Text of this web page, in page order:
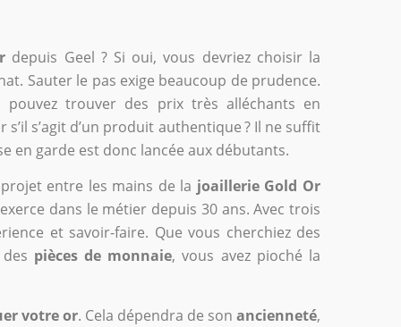
depuis Geel ? Si oui, vous devriez choisir la
Sauter le pas exige beaucoup de prudence.
pouvez trouver des prix très alléchants en
s’agit d’un produit authentique ? Il ne suffit
en garde est donc lancée aux débutants.
entre les mains de la joaillerie Gold Or
dans le métier depuis 30 ans. Avec trois
et savoir-faire. Que vous cherchiez des
pièces de monnaie, vous avez pioché la
votre or. Cela dépendra de sonancienneté,